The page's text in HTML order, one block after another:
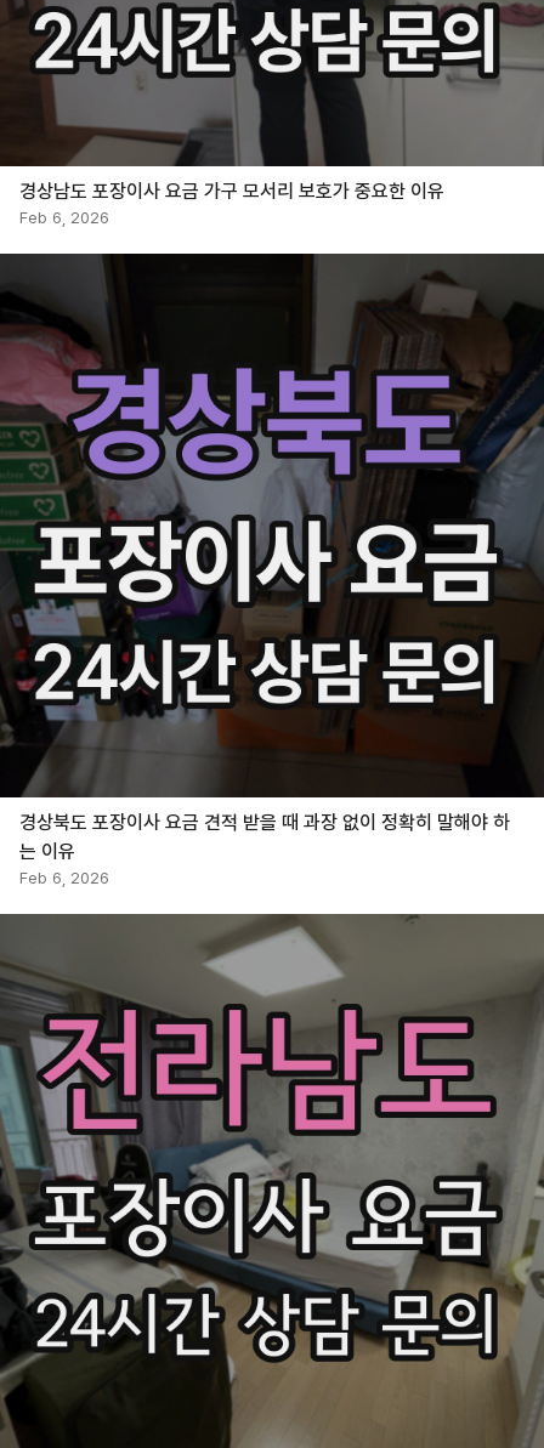
경상남도 포장이사 요금 가구 모서리 보호가 중요한 이유
Feb 6, 2026
경상북도 포장이사 요금 견적 받을 때 과장 없이 정확히 말해야 하
는 이유
Feb 6, 2026